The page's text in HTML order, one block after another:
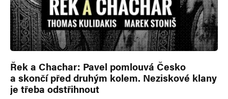
Řek a Chachar: Pavel pomlouvá Česko
a skončí před druhým kolem. Neziskové klany
je třeba odstřihnout